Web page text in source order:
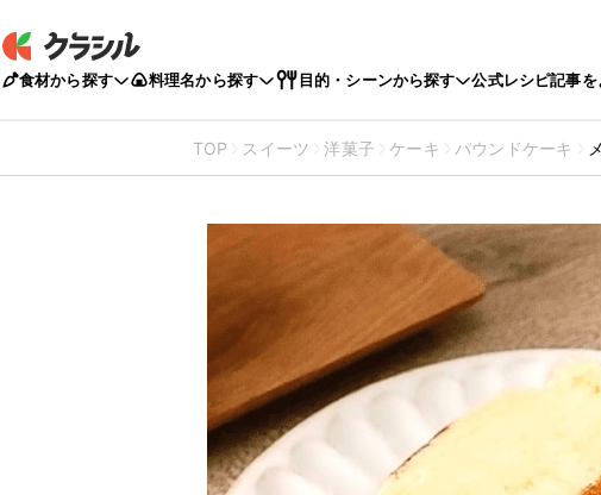
食材から探す 料理名から探す 目的・シーンから探す 公式レシピ記事を
TOP スイーツ 洋菓子 ケーキ パウンドケーキ